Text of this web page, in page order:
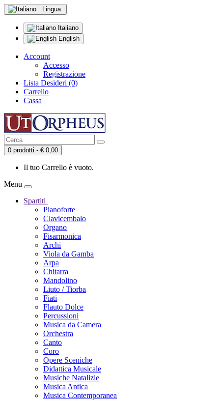
Lingua
Italiano
English
Account
Accesso
Registrazione
Lista Desideri (0)
Carrello
Cassa
0 prodotti - € 0,00
Il tuo Carrello è vuoto.
Menu
Spartiti
Pianoforte
Clavicembalo
Organo
Fisarmonica
Archi
Viola da Gamba
Arpa
Chitarra
Mandolino
Liuto / Tiorba
Fiati
Flauto Dolce
Percussioni
Musica da Camera
Orchestra
Canto
Coro
Opere Sceniche
Didattica Musicale
Musiche Natalizie
Musica Antica
Musica Contemporanea